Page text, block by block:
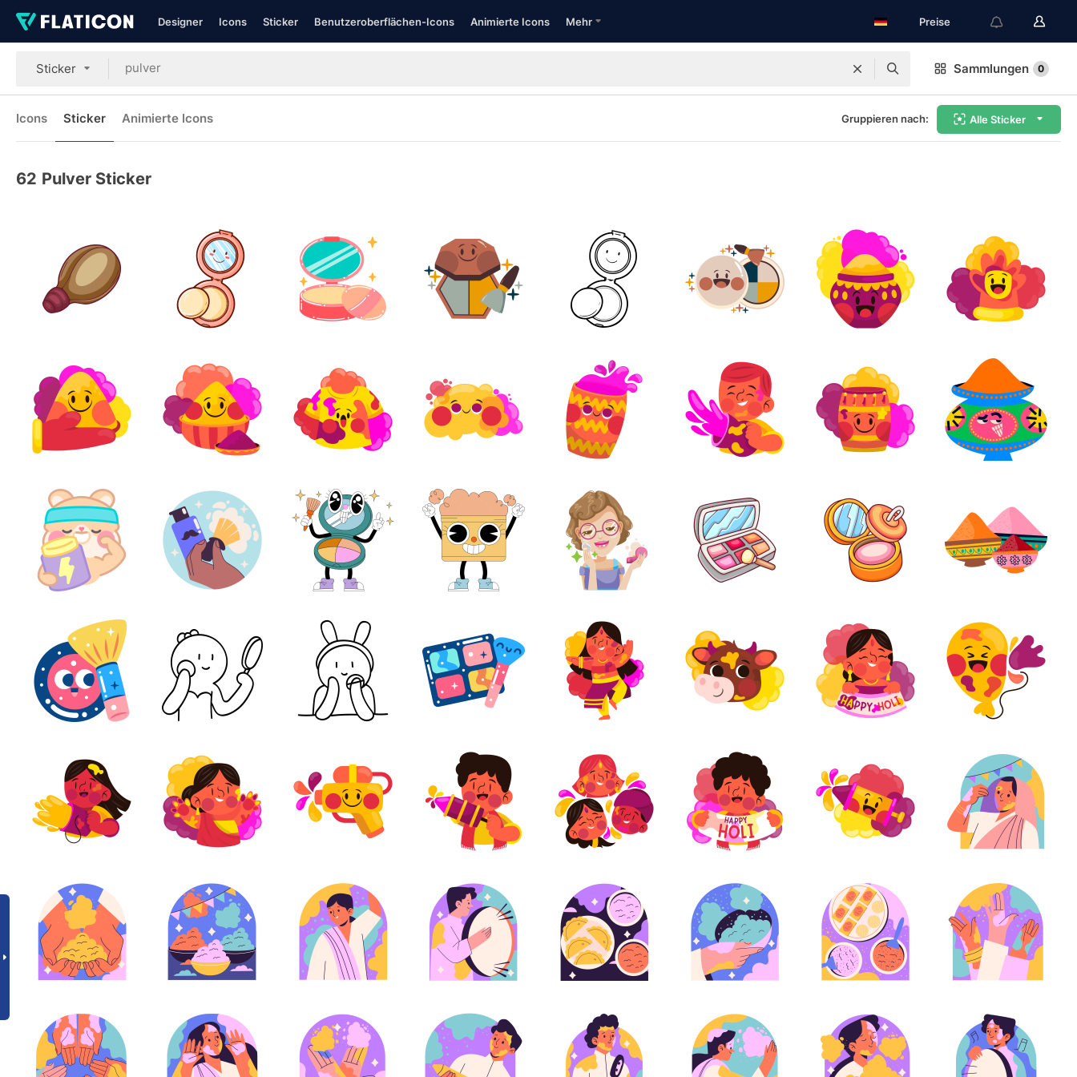
Designer Icons Sticker Benutzeroberflächen-Icons Animierte Icons Mehr Preise
Sticker Sammlungen 0
Icons Sticker Animierte Icons Gruppieren nach: Alle Sticker
62 Pulver Sticker